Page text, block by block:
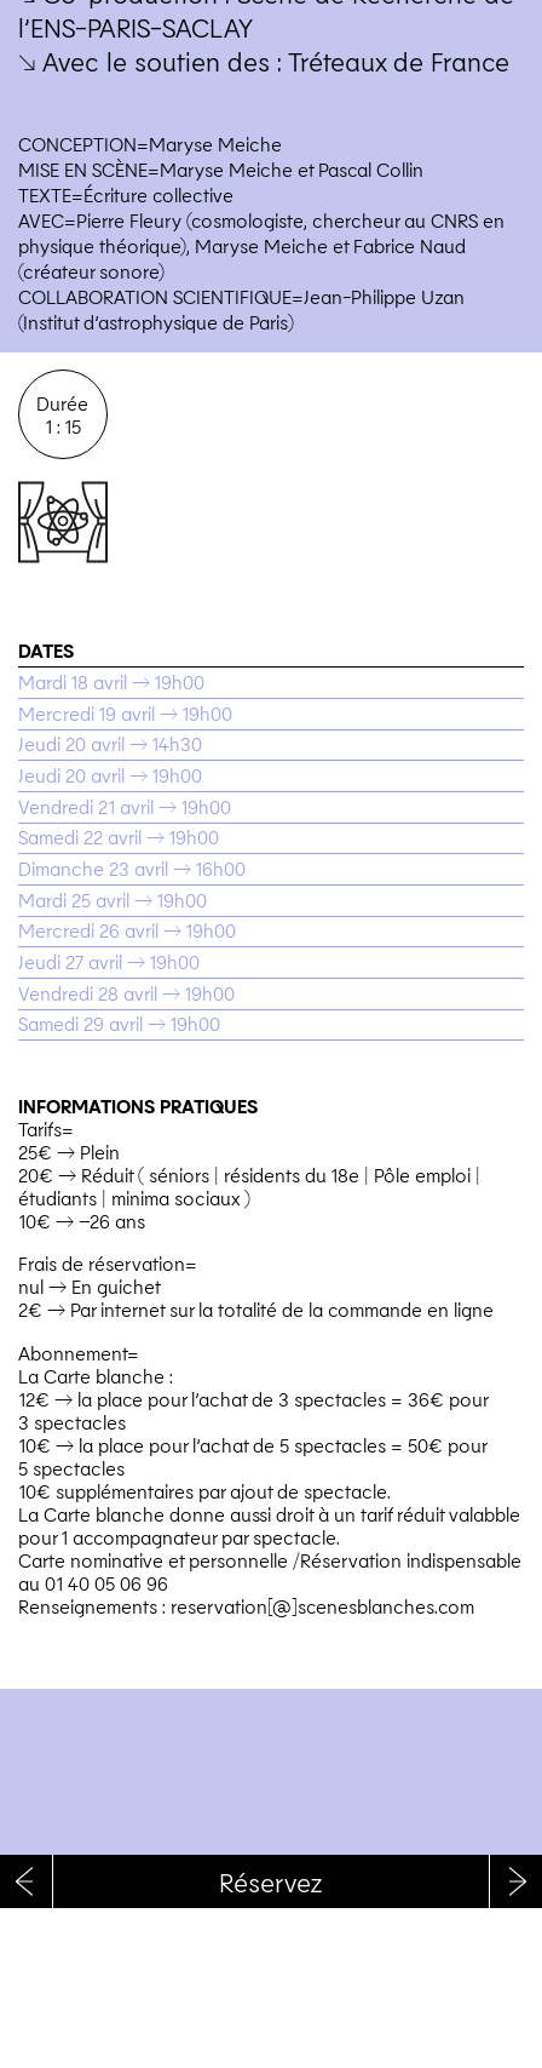
l’ENS-PARIS-SACLAY
↘ Avec le soutien des : Tréteaux de France
CONCEPTION=Maryse Meiche
MISE EN SCÈNE=Maryse Meiche et Pascal Collin
TEXTE=Écriture collective
AVEC=Pierre Fleury (cosmologiste, chercheur au CNRS en
physique théorique), Maryse Meiche et Fabrice Naud
(créateur sonore)
COLLABORATION SCIENTIFIQUE=Jean-Philippe Uzan
(Institut d’astrophysique de Paris)
Durée
1 : 15
DATES
Mardi 18 avril → 19h00
Mercredi 19 avril → 19h00
Jeudi 20 avril → 14h30
Jeudi 20 avril → 19h00
Vendredi 21 avril → 19h00
Samedi 22 avril → 19h00
Dimanche 23 avril → 16h00
Mardi 25 avril → 19h00
Mercredi 26 avril → 19h00
Jeudi 27 avril → 19h00
Vendredi 28 avril → 19h00
Samedi 29 avril → 19h00
INFORMATIONS PRATIQUES
Tarifs=
25€ → Plein
20€ → Réduit ( séniors | résidents du 18e | Pôle emploi |
étudiants | minima sociaux )
10€ → –26 ans
Frais de réservation=
nul → En guichet
2€ → Par internet sur la totalité de la commande en ligne
Abonnement=
La Carte blanche :
12€ → la place pour l’achat de 3 spectacles = 36€ pour
3 spectacles
10€ → la place pour l’achat de 5 spectacles = 50€ pour
5 spectacles
10€ supplémentaires par ajout de spectacle.
La Carte blanche donne aussi droit à un tarif réduit valabble
pour 1 accompagnateur par spectacle.
Carte nominative et personnelle /​Réservation indispensable
au 01 40 05 06 96
Renseignements : reservation[@]scenesblanches.com